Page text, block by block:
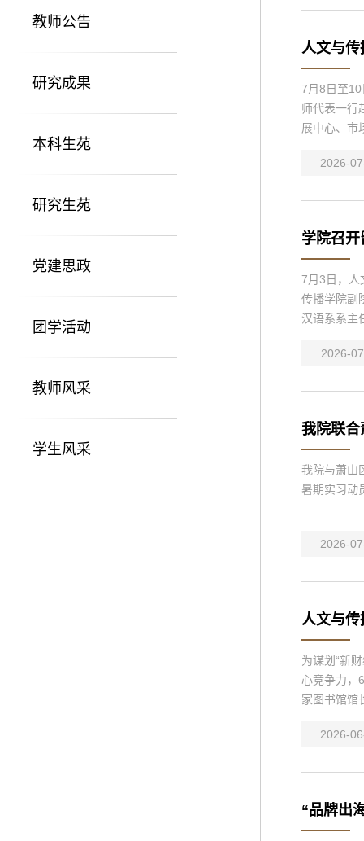
教师公告
研究成果
本科生苑
研究生苑
党建思政
团学活动
教师风采
学生风采
人文与传
7月8日至
师代表一行
展中心、市
2026-
学院召
7月3日，人
传播学院副
汉语系系主
2026-
我院联合
我院与萧山
暑期实习动
2026-
人文与传
为谋划“新
心竞争力，
家图书馆馆
2026-
“品牌出